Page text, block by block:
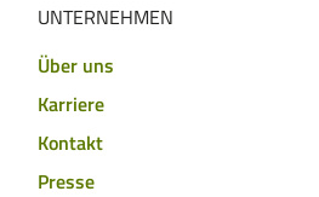
UNTERNEHMEN
Über uns
Karriere
Kontakt
Presse